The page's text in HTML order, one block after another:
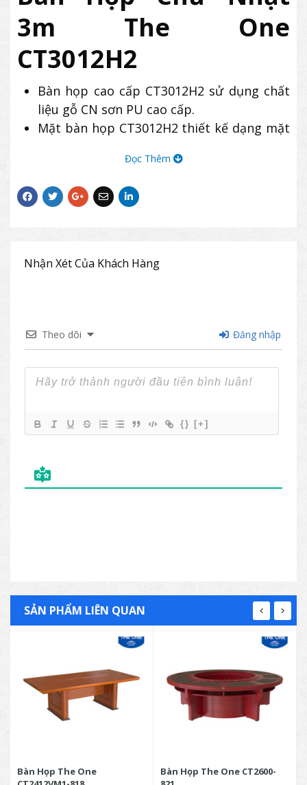
3m The One
CT3012H2
Bàn họp cao cấp CT3012H2 sử dụng chất
liệu gỗ CN sơn PU cao cấp.
Mặt bàn họp CT3012H2 thiết kế dạng mặt
CT3012H2 sử dụng 3 chân
ốp trang trí ở dưới mặt bàn.
Đọc Thêm
Nhận Xét Của Khách Hàng
Theo dõi Đăng nhập
{} [+]
SẢN PHẨM LIÊN QUAN
Bàn Họp The One
Bàn Họp The One CT2600-